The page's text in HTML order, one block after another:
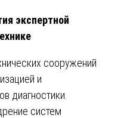
экспертной
сооружений
и
диагностики.
систем